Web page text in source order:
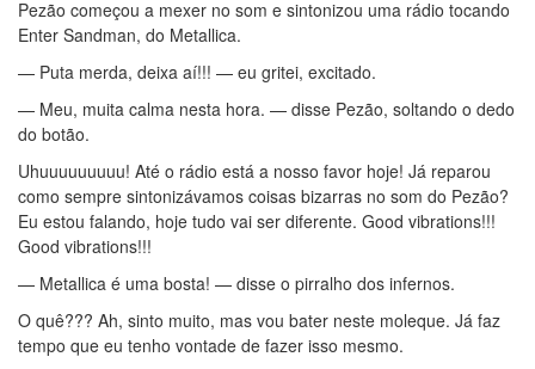
Pezão começou a mexer no som e sintonizou uma rádio tocando
Enter Sandman, do Metallica.
— Puta merda, deixa aí!!! — eu gritei, excitado.
— Meu, muita calma nesta hora. — disse Pezão, soltando o dedo
do botão.
Uhuuuuuuuuu! Até o rádio está a nosso favor hoje! Já reparou
como sempre sintonizávamos coisas bizarras no som do Pezão?
Eu estou falando, hoje tudo vai ser diferente. Good vibrations!!!
Good vibrations!!!
— Metallica é uma bosta! — disse o pirralho dos infernos.
O quê??? Ah, sinto muito, mas vou bater neste moleque. Já faz
tempo que eu tenho vontade de fazer isso mesmo.